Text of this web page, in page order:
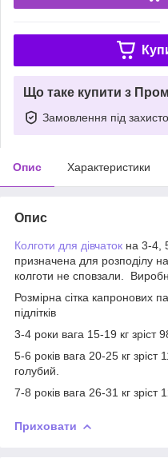
Що таке купити з
Замовлення під
Опис Характеристики
Опис
Колготи для дівчаток на 3-4,
призначена для розподілу
колготи не сповзали.
Розмірна сітка капронових
підлітків
3-4 роки вага 15-19 кг зріст
5-6 років вага 20-25 кг
голубий.
7-8 років вага 26-31 кг
Приховати